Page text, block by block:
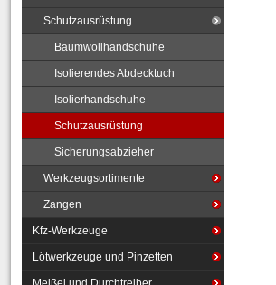
Schutzausrüstung
Baumwollhandschuhe
Isolierendes Abdecktuch
Isolierhandschuhe
Schutzausrüstung
Sicherungsabzieher
Werkzeugsortimente
Zangen
Kfz-Werkzeuge
Lötwerkzeuge und Pinzetten